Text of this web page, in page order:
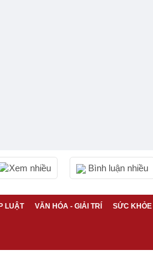
Xem nhiều Bình luận nhiều
LUẬT VĂN HÓA - GIẢI TRÍ SỨC KHỎE